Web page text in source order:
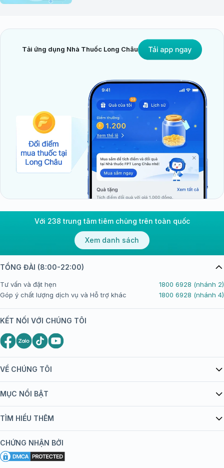
Tải ứng dụng Nhà Thuốc Long Châu
Với 238 trung tâm tiêm chủng trên toàn quốc
Xem danh sách
VỀ CHÚNG TÔI
Giới thiệu Tiêm Chủng FPT Long Châu
bán hàng
Chính sách nội dung
Chính sách bảo mật
MỤC NỔI BẬT
Danh mục vắc xin
Đội ngũ bác sĩ, chuyên gia
TÌM HIỂU THÊM
Khuyến mãi
Tôi nên tiêm gì?
CHỨNG NHẬN BỞI
TỔNG ĐÀI (8:00-22:00)
Tư vấn và đặt hẹn
1800 6928 (nhánh 2)
Góp ý chất lượng dịch vụ và Hỗ trợ khác
1800 6928 (nhánh 4)
KẾT NỐI VỚI CHÚNG TÔI